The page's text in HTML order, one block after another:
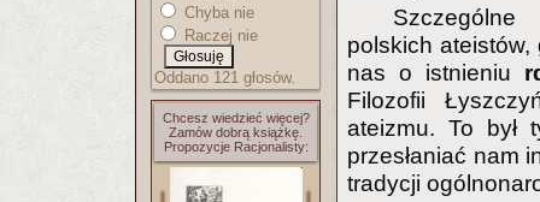
Chyba nie
Raczej nie
Oddano 121 głosów.
Chcesz wiedzieć więcej?
Zamów dobrą książkę.
Propozycje Racjonalisty:
polskich
nas o istnieniu
Filozofii
ateizmu. To był
przesłaniać nam
tradycji